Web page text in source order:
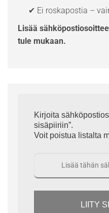
✔ Ei roskapostia –
Lisää
tule mukaan.
Kirjoita
sisäpiiriin”.
Voit poistua listalta
LIITY